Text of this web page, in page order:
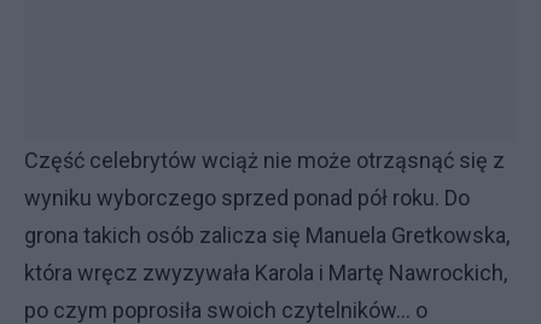
Część celebrytów wciąż nie może otrząsnąć się z
wyniku wyborczego sprzed ponad pół roku. Do
grona takich osób zalicza się Manuela Gretkowska,
która wręcz zwyzywała Karola i Martę Nawrockich,
po czym poprosiła swoich czytelników... o